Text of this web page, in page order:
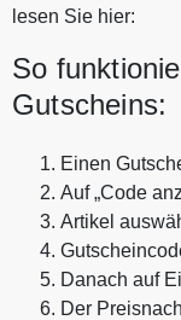
lesen Sie hier:
So
Gutscheins:
Einen
Auf „Code
Artikel
Danach auf
Der